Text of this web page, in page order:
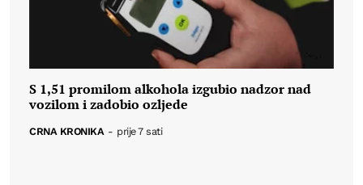
S 1,51 promilom alkohola izgubio nadzor nad
vozilom i zadobio ozljede
CRNA KRONIKA - prije 7 sati